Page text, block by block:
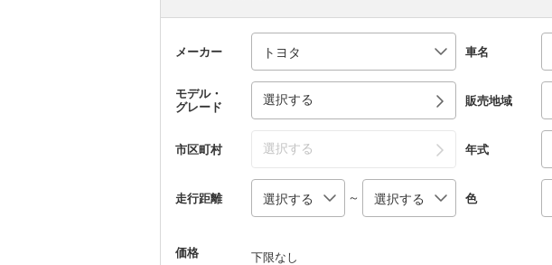
メーカー 車名
モデル・
グレード
選択する 販売地域
市区町村 選択する 年式
走行距離 ～ 色
価格 下限なし